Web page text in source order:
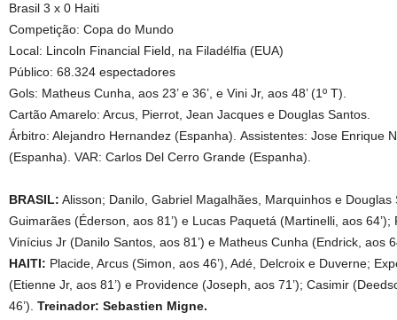
Brasil 3 x 0 Haiti
Competição: Copa do Mundo
Local: Lincoln Financial Field, na Filadélfia (EUA)
Público: 68.324 espectadores
Gols: Matheus Cunha, aos 23’ e 36’, e Vini Jr, aos 48’ (1º T).
Cartão Amarelo: Arcus, Pierrot, Jean Jacques e Douglas Santos.
Árbitro: Alejandro Hernandez (Espanha). Assistentes: Jose Enrique
(Espanha). VAR: Carlos Del Cerro Grande (Espanha).
BRASIL: Alisson; Danilo, Gabriel Magalhães, Marquinhos e
Guimarães (Éderson, aos 81’) e Lucas Paquetá (Martinelli, aos 64’);
Vinícius Jr (Danilo Santos, aos 81’) e Matheus Cunha (Endrick, aos
HAITI: Placide, Arcus (Simon, aos 46’), Adé, Delcroix e Duverne;
(Etienne Jr, aos 81’) e Providence (Joseph, aos 71’); Casimir
46’). Treinador: Sebastien Migne.